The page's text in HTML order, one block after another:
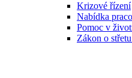
Krizové řízení
Nabídka
Pomoc v
Zákon o